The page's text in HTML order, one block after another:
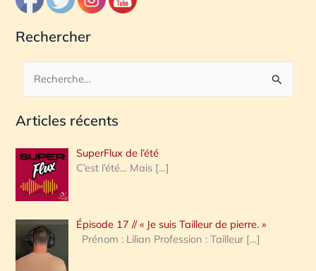
Rechercher
c
e
r
c
h
e
Articles récents
SuperFlux de l’été
C’est l’été… Mais […]
Épisode 17 // « Je suis Tailleur de pierre. »
Prénom : Lilian Profession : Tailleur […]